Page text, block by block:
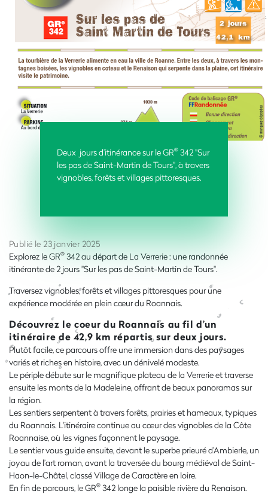
Deux jours d’itinérance sur le GR® 342 "Sur
les pas de Saint-Martin de Tours", à travers
vignobles, forêts et villages pittoresques.
Publié le 23 janvier 2025
Explorez le GR® 342 au départ de La Verrerie : une randonnée
itinérante de 2 jours "Sur les pas de Saint-Martin de Tours".
Traversez vignobles, forêts et villages pittoresques pour une
expérience modérée en plein cœur du Roannais.
Découvrez le coeur du Roannais au fil d’un
itinéraire de 42,9 km répartis sur deux jours.
Plutôt facile, ce parcours offre une immersion dans des paysages
variés et riches en histoire, avec un dénivelé modeste.
Le périple débute sur le magnifique plateau de la Verrerie et traverse
ensuite les monts de la Madeleine, offrant de beaux panoramas sur
la région.
Les sentiers serpentent à travers forêts, prairies et hameaux, typiques
du Roannais. L'itinéraire continue au cœur des vignobles de la Côte
Roannaise, où les vignes façonnent le paysage.
Le sentier vous guide ensuite, devant le superbe prieuré d’Ambierle, un
joyau de l’art roman, avant la traversée du bourg médiéval de Saint-
Haon-le-Châtel, classé Village de Caractère en loire.
En fin de parcours, le GR® 342 longe la paisible rivière du Renaison.